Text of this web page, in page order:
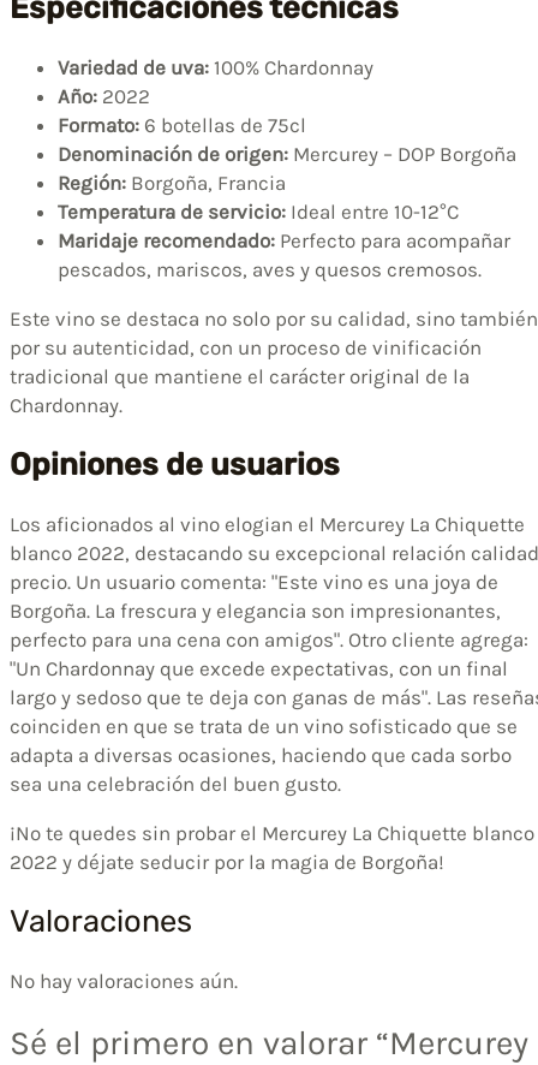
Variedad de uva: 100% Chardonnay
Año: 2022
Formato: 6 botellas de 75cl
Denominación de origen: Mercurey – DOP Borgoña
Región: Borgoña, Francia
Temperatura de servicio: Ideal entre 10-12°C
Maridaje recomendado: Perfecto para acompañar
pescados, mariscos, aves y quesos cremosos.
Este vino se destaca no solo por su calidad, sino también
por su autenticidad, con un proceso de vinificación
tradicional que mantiene el carácter original de la
Chardonnay.
Opiniones de usuarios
Los aficionados al vino elogian el Mercurey La Chiquette
blanco 2022, destacando su excepcional relación
precio. Un usuario comenta: "Este vino es una joya de
Borgoña. La frescura y elegancia son impresionantes,
perfecto para una cena con amigos". Otro cliente agrega:
"Un Chardonnay que excede expectativas, con un final
largo y sedoso que te deja con ganas de más". Las
coinciden en que se trata de un vino sofisticado que se
adapta a diversas ocasiones, haciendo que cada sorbo
sea una celebración del buen gusto.
¡No te quedes sin probar el Mercurey La Chiquette blanco
2022 y déjate seducir por la magia de Borgoña!
Valoraciones
No hay valoraciones aún.
Sé el primero en valorar “Mercurey